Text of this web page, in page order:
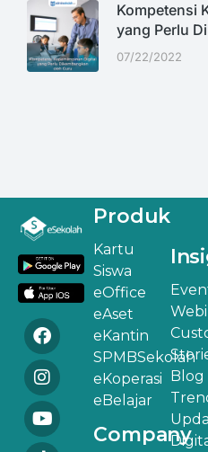
Kompetensi
yang Perlu
07/22/2022
Produk
Kartu
Siswa
eOffice
eAset
eKantin
SPMBSekolah
eKoperasi
eBelajar
Company
Blog